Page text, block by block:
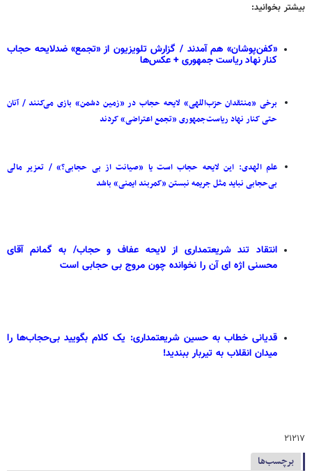
بیشتر بخوانید:
«کفن‌پوشان» هم آمدند / گزارش تلویزیون از «تجمع» ضدلایحه حجاب
کنار نهاد ریاست جمهوری + عکس‌ها
برخی «منتقدان حزب‌اللهی» لایحه حجاب در «زمین دشمن» بازی می‌کنند / آنان
حتی کنار نهاد ریاست‌جمهوری «تجمع اعتراضی» کردند
علم الهدی: این لایحه حجاب است یا «صیانت از بی حجابی؟» / تعزیر مالی
بی‌حجابی نباید مثل جریمه نبستن «کمربند ایمنی» باشد
انتقاد تند شریعتمداری از لایحه عفاف و حجاب/ به گمانم آقای
محسنی اژه ای آن را نخوانده چون مروج بی حجابی است
قدیانی خطاب به حسین شریعتمداری: یک کلام بگویید بی‌حجاب‌ها را
میدان انقلاب به تیربار ببندید!
۲۱۲۱۷
برچسب‌ها